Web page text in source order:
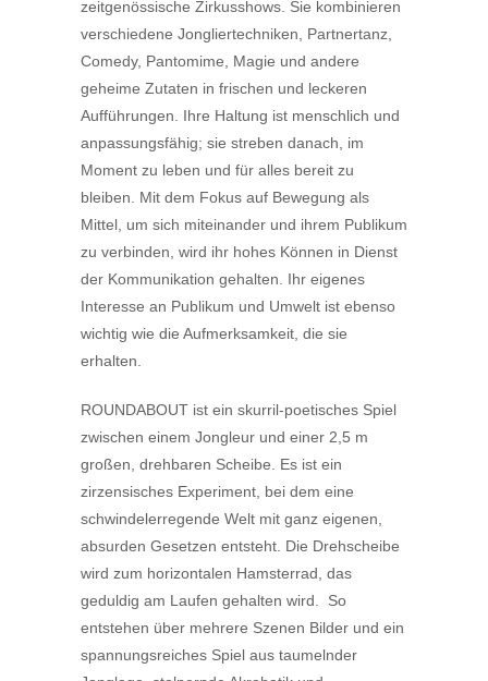
zeitgenössische Zirkusshows. Sie kombinieren
verschiedene Jongliertechniken, Partnertanz,
Comedy, Pantomime, Magie und andere
geheime Zutaten in frischen und leckeren
Aufführungen. Ihre Haltung ist menschlich und
anpassungsfähig; sie streben danach, im
Moment zu leben und für alles bereit zu
bleiben. Mit dem Fokus auf Bewegung als
Mittel, um sich miteinander und ihrem Publikum
zu verbinden, wird ihr hohes Können in Dienst
der Kommunikation gehalten. Ihr eigenes
Interesse an Publikum und Umwelt ist ebenso
wichtig wie die Aufmerksamkeit, die sie
erhalten.
ROUNDABOUT ist ein skurril-poetisches Spiel
zwischen einem Jongleur und einer 2,5 m
großen, drehbaren Scheibe. Es ist ein
zirzensisches Experiment, bei dem eine
schwindelerregende Welt mit ganz eigenen,
absurden Gesetzen entsteht. Die Drehscheibe
wird zum horizontalen Hamsterrad, das
geduldig am Laufen gehalten wird. So
entstehen über mehrere Szenen Bilder und ein
spannungsreiches Spiel aus taumelnder